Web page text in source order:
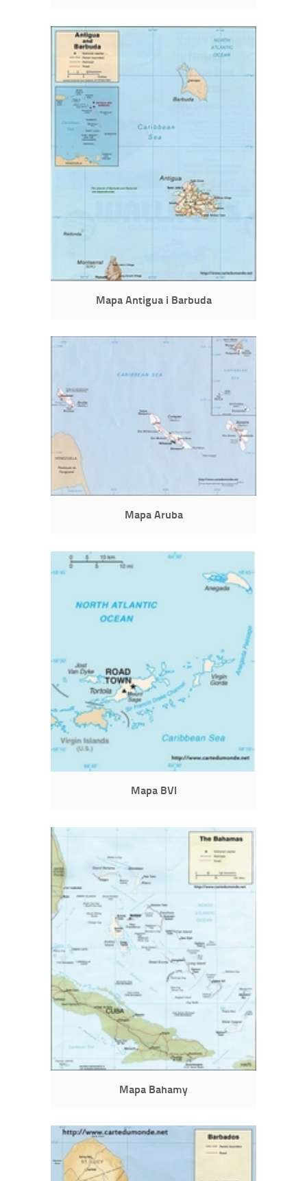
Mapa Antigua i Barbuda
Mapa Aruba
Mapa BVI
Mapa Bahamy